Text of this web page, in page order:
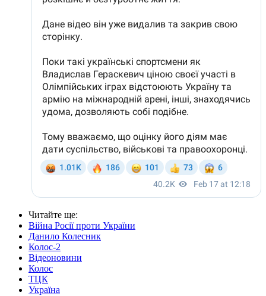
Читайте ще:
Війна Росії проти України
Данило Колесник
Колос-2
Відеоновини
Колос
ТЦК
Україна